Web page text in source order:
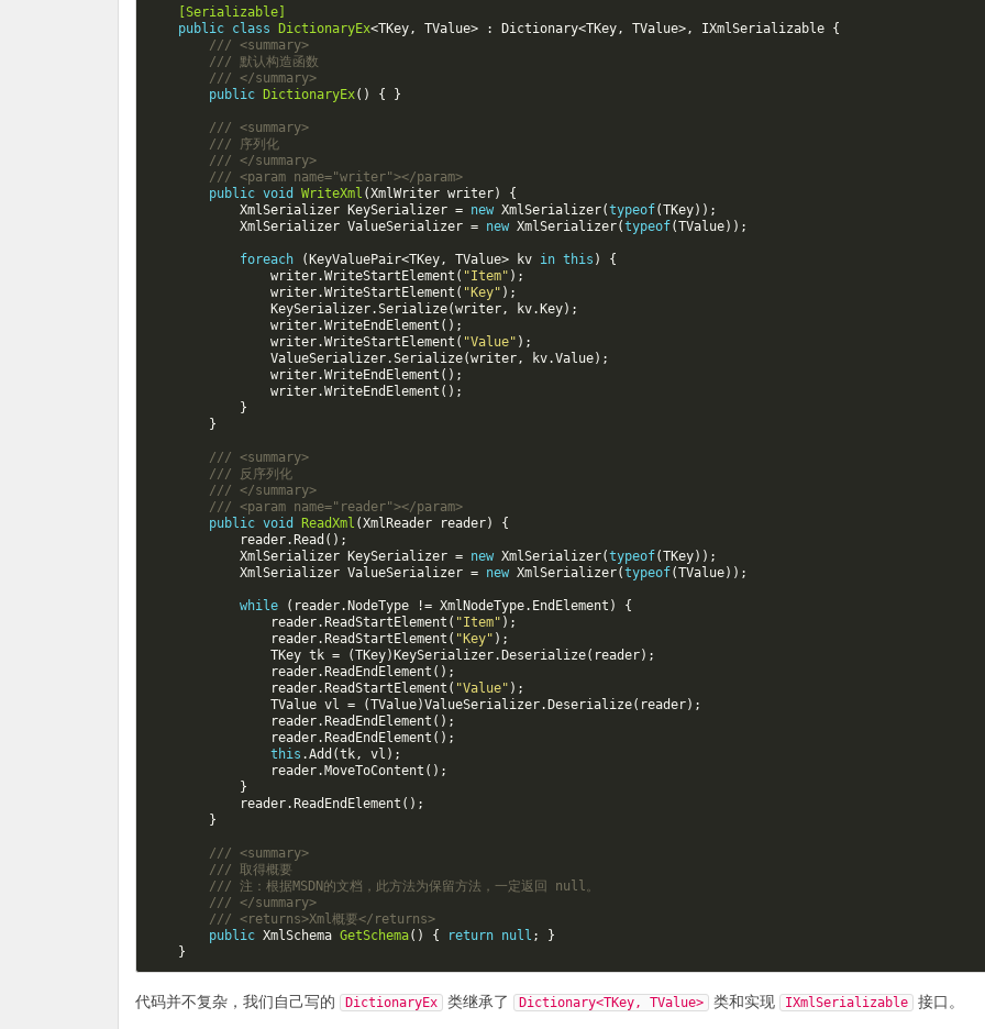
    [Serializable]
public class DictionaryEx<TKey, TValue> : Dictionary<TKey, TValue>, IXmlSerializable {
/// <summary>
/// 默认构造函数
/// </summary>
public
DictionaryEx() { }
/// <summary>
/// 序列化
/// </summary>
/// <param name="writer"></param>
public void WriteXml (XmlWriter writer)
{
XmlSerializer
KeySerializer = new XmlSerializer(typeof(TKey));
XmlSerializer ValueSerializer = new XmlSerializer(typeof(TValue));
foreach ( KeyValuePair<TKey, TValue> kv in this )
{
writer.WriteStartElement ( "Item" );
writer.WriteStartElement ( "Key" );
KeySerializer.Serialize(writer, kv. Key);
writer.WriteEndElement ();
writer.WriteStartElement ( "Value" );
ValueSerializer.Serialize(writer, kv.Value);
writer.WriteEndElement ();
writer.WriteEndElement ();
}
}
/// <summary>
/// 反序列化
/// </summary>
/// <param name="reader"></param>
public void ReadXml (XmlReader reader)
{
reader. Read ();
XmlSerializer
KeySerializer = new XmlSerializer(typeof(TKey));
XmlSerializer ValueSerializer = new XmlSerializer(typeof(TValue));
while ( reader. NodeType != XmlNodeType. EndElement )
{
reader. ReadStartElement ( "Item" );
reader. ReadStartElement ( "Key" );
TKey tk = (TKey) KeySerializer. Deserialize( reader);
reader. ReadEndElement ();
reader. ReadStartElement ( "Value" );
TValue vl = (TValue)ValueSerializer. Deserialize( reader);
reader. ReadEndElement ();
reader. ReadEndElement ();
this .Add (tk, vl );
reader. MoveToContent ();
}
reader. ReadEndElement ();
}
/// <summary>
/// 取得概要
/// 注：根据MSDN的文档，此方法为保留方法，一定返回 null。
/// </summary>
/// <returns>Xml概要</returns>
public XmlSchema GetSchema() { return null ;
}
}
代码并不复杂，我们自己写的 DictionaryEx 类继承了 Dictionary<TKey, TValue> 类和实现 IXmlSerializable 接口。